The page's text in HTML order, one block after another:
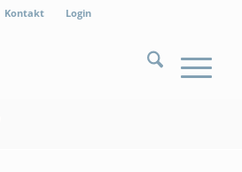
Kontakt Login